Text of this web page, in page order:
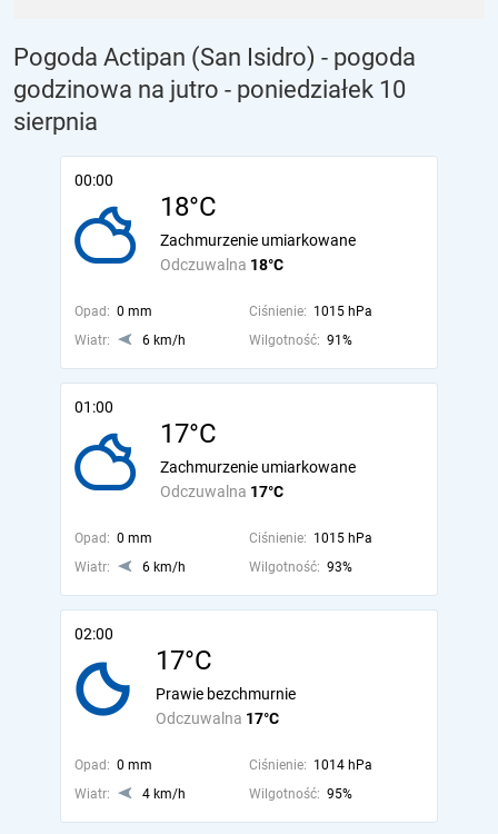
Pogoda Actipan (San Isidro) - pogoda
godzinowa na jutro - poniedziałek 10
sierpnia
00:00
18°C
Odczuwalna 18°C
Zachmurzenie umiarkowane
Opad: 0 mm Ciśnienie: 1015 hPa
Wiatr:
6 km/h Wilgotność: 91%
01:00
17°C
Odczuwalna 17°C
Zachmurzenie umiarkowane
Opad: 0 mm Ciśnienie: 1015 hPa
Wiatr:
6 km/h Wilgotność: 93%
02:00
17°C
Odczuwalna 17°C
Prawie bezchmurnie
Opad: 0 mm Ciśnienie: 1014 hPa
Wiatr:
4 km/h Wilgotność: 95%